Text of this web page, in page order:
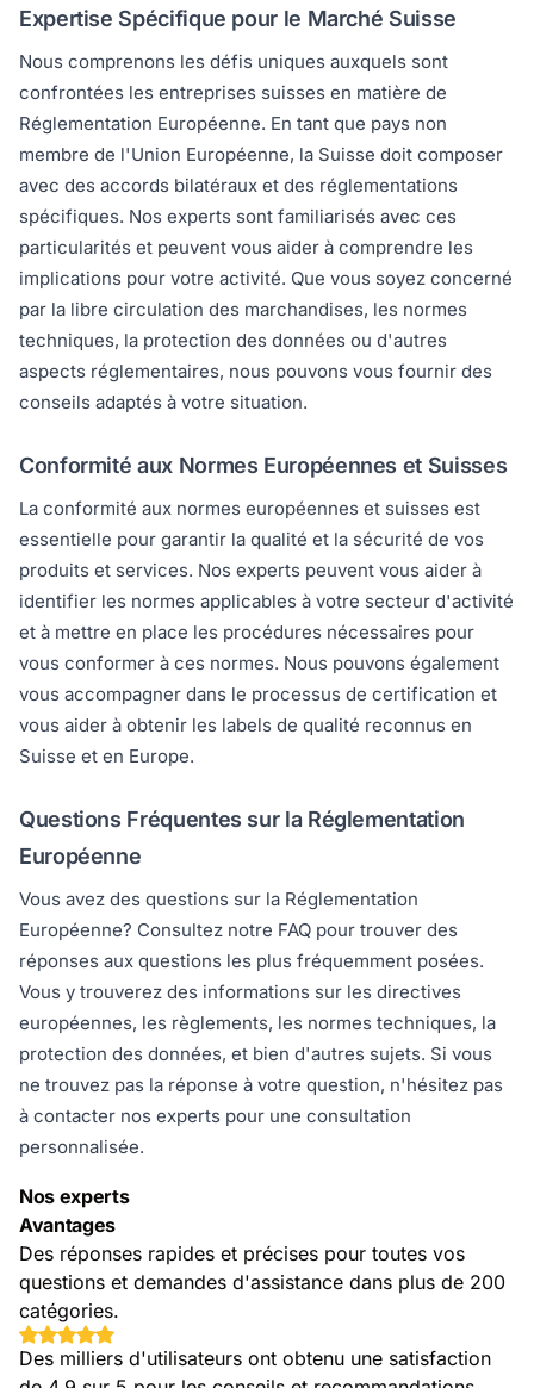
Expertise Spécifique pour le Marché Suisse
Nous comprenons les défis uniques auxquels sont
confrontées les entreprises suisses en matière de
Réglementation Européenne. En tant que pays non
membre de l'Union Européenne, la Suisse doit composer
avec des accords bilatéraux et des réglementations
spécifiques. Nos experts sont familiarisés avec ces
particularités et peuvent vous aider à comprendre les
implications pour votre activité. Que vous soyez concerné
par la libre circulation des marchandises, les normes
techniques, la protection des données ou d'autres
aspects réglementaires, nous pouvons vous fournir des
conseils adaptés à votre situation.
Conformité aux Normes Européennes et Suisses
La conformité aux normes européennes et suisses est
essentielle pour garantir la qualité et la sécurité de vos
produits et services. Nos experts peuvent vous aider à
identifier les normes applicables à votre secteur d'activité
et à mettre en place les procédures nécessaires pour
vous conformer à ces normes. Nous pouvons également
vous accompagner dans le processus de certification et
vous aider à obtenir les labels de qualité reconnus en
Suisse et en Europe.
Questions Fréquentes sur la Réglementation
Européenne
Vous avez des questions sur la Réglementation
Européenne? Consultez notre FAQ pour trouver des
réponses aux questions les plus fréquemment posées.
Vous y trouverez des informations sur les directives
européennes, les règlements, les normes techniques, la
protection des données, et bien d'autres sujets. Si vous
ne trouvez pas la réponse à votre question, n'hésitez pas
à contacter nos experts pour une consultation
personnalisée.
Nos experts
Avantages
Des réponses rapides et précises pour toutes vos
questions et demandes d'assistance dans plus de 200
catégories.
Des milliers d'utilisateurs ont obtenu une satisfaction